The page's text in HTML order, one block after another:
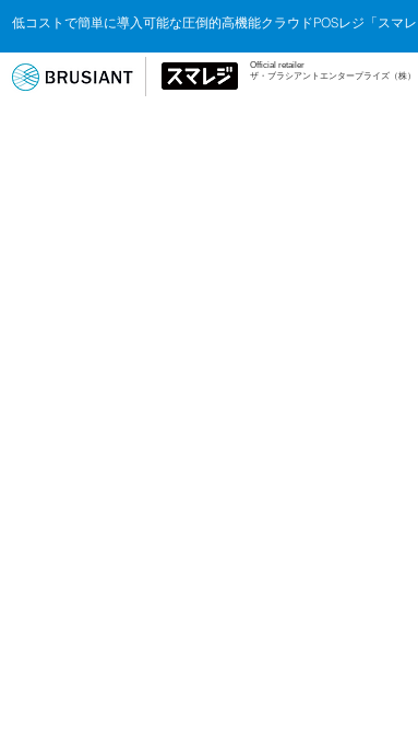
低コストで簡単に導入可能な圧倒的高機能クラウドPOSレジ「スマ
​Official retailer
ザ・ブラシアントエンタープライズ（株）